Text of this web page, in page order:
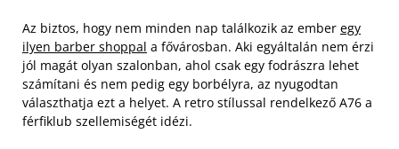
Az biztos, hogy nem minden nap találkozik az ember egy
ilyen barber shoppal a fővárosban. Aki egyáltalán nem érzi
jól magát olyan szalonban, ahol csak egy fodrászra lehet
számítani és nem pedig egy borbélyra, az nyugodtan
választhatja ezt a helyet. A retro stílussal rendelkező A76 a
férfiklub szellemiségét idézi.